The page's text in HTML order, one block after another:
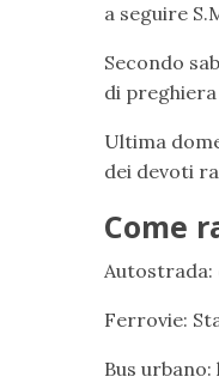
a seguire
Secondo
di preghiera
Ultima
dei devoti
Come
Autostrada:
Ferrovie:
Bus urbano: